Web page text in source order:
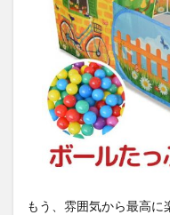
もう、雰囲気から最高に